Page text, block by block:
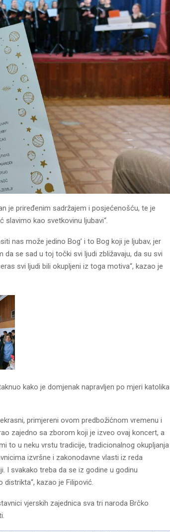
je priređenim sadržajem i posjećenošću, te je
slavimo kao svetkovinu ljubavi“.
nas može jedino Bog’ i to Bog koji je ljubav, jer
se sad u toj točki svi ljudi zbližavaju, da su svi
svi ljudi bili okupljeni iz toga motiva“, kazao je
kako je domjenak napravljen po mjeri katolika
primjereni ovom predbožićnom vremenu i
zajedno sa zborom koji je izveo ovaj koncert, a
to u neku vrstu tradicije, tradicionalnog okupljanja
izvršne i zakonodavne vlasti iz reda
I svakako treba da se iz godine u godinu
kazao je Filipović.
vjerskih zajednica sva tri naroda Brčko